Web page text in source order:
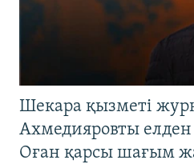
Шекара қызметі
Ахмедияровты
Оған қарсы шағым